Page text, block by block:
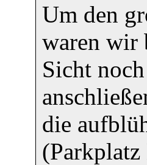
Um den
waren wir
Sicht
die